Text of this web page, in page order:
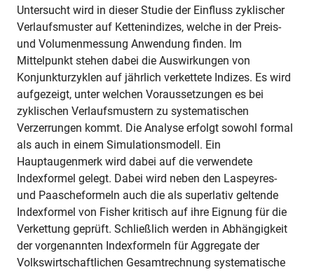
Untersucht wird in dieser Studie der Einfluss zyklischer
Verlaufsmuster auf Kettenindizes, welche in der Preis-
und Volumenmessung Anwendung finden. Im
Mittelpunkt stehen dabei die Auswirkungen von
Konjunkturzyklen auf jährlich verkettete Indizes. Es wird
aufgezeigt, unter welchen Voraussetzungen es bei
zyklischen Verlaufsmustern zu systematischen
Verzerrungen kommt. Die Analyse erfolgt sowohl formal
als auch in einem Simulationsmodell. Ein
Hauptaugenmerk wird dabei auf die verwendete
Indexformel gelegt. Dabei wird neben den Laspeyres-
und Paascheformeln auch die als superlativ geltende
Indexformel von Fisher kritisch auf ihre Eignung für die
Verkettung geprüft. Schließlich werden in Abhängigkeit
der vorgenannten Indexformeln für Aggregate der
Volkswirtschaftlichen Gesamtrechnung systematische